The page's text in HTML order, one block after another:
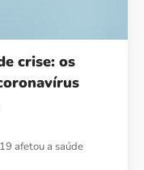
crise: os
afetou a saúde